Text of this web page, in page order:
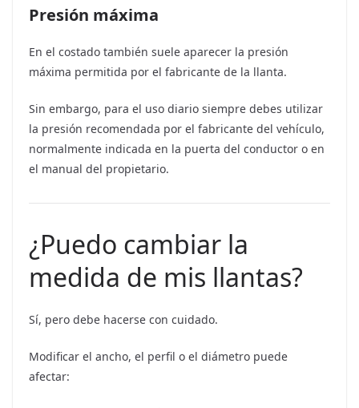
Presión máxima
En el costado también suele aparecer la presión
máxima permitida por el fabricante de la llanta.
Sin embargo, para el uso diario siempre debes utilizar
la presión recomendada por el fabricante del vehículo,
normalmente indicada en la puerta del conductor o en
el manual del propietario.
¿Puedo cambiar la
medida de mis llantas?
Sí, pero debe hacerse con cuidado.
Modificar el ancho, el perfil o el diámetro puede
afectar: